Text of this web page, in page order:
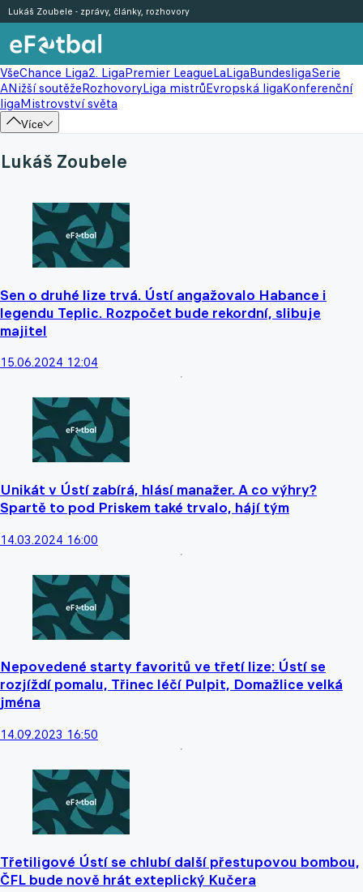
VšeChance Liga2. LigaPremier LeagueLaLigaBundesligaSerie
ANižší soutěžeRozhovoryLiga mistrůEvropská ligaKonferenční
ligaMistrovství světa
Více
Lukáš Zoubele - zprávy, články, rozhovory
Lukáš Zoubele
Sen o druhé lize trvá. Ústí angažovalo Habance i
legendu Teplic. Rozpočet bude rekordní, slibuje
majitel
15.06.2024 12:04
Unikát v Ústí zabírá, hlásí manažer. A co výhry?
Spartě to pod Priskem také trvalo, hájí tým
14.03.2024 16:00
Nepovedené starty favoritů ve třetí lize: Ústí se
rozjíždí pomalu, Třinec léčí Pulpit, Domažlice velká
jména
14.09.2023 16:50
Třetiligové Ústí se chlubí další přestupovou bombou,
ČFL bude nově hrát exteplický Kučera